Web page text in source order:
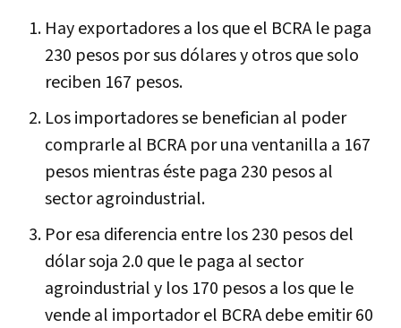
Hay exportadores a los que el BCRA le paga
230 pesos por sus dólares y otros que solo
reciben 167 pesos.
Los importadores se benefician al poder
comprarle al BCRA por una ventanilla a 167
pesos mientras éste paga 230 pesos al
sector agroindustrial.
Por esa diferencia entre los 230 pesos del
dólar soja 2.0 que le paga al sector
agroindustrial y los 170 pesos a los que le
vende al importador el BCRA debe emitir 60